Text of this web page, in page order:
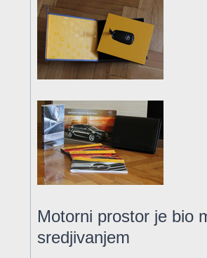
Motorni prostor je bio
sredjivanjem